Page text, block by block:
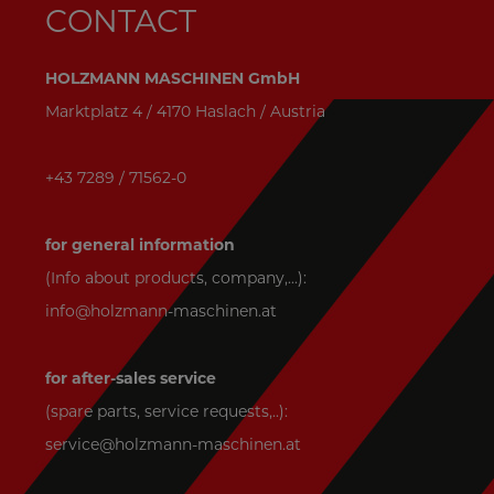
CONTACT
HOLZMANN MASCHINEN GmbH
Marktplatz 4 / 4170 Haslach / Austria
+43 7289 / 71562-0
for general information
(Info about products, company,...):
info@holzmann-maschinen.at
for after-sales service
(spare parts, service requests,..):
service@holzmann-maschinen.at